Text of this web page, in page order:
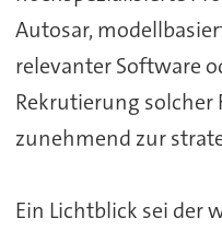
Autosar,
relevanter Software
Rekrutierung solcher
zunehmend zur
Ein Lichtblick sei der